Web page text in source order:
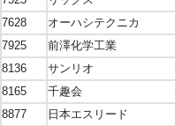
7628
オーハシテクニカ
7925
前澤化学工業
8136
サンリオ
8165
千趣会
8877
日本エスリード